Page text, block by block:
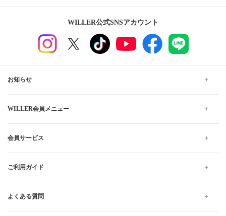
WILLER公式SNSアカウント
お知らせ
WILLER会員メニュー
会員サービス
ご利用ガイド
よくある質問